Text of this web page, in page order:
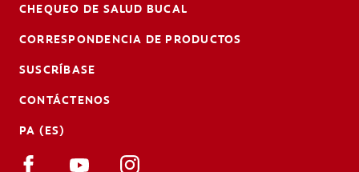
CHEQUEO DE SALUD BUCAL
CORRESPONDENCIA DE PRODUCTOS
SUSCRÍBASE
CONTÁCTENOS
PA (ES)